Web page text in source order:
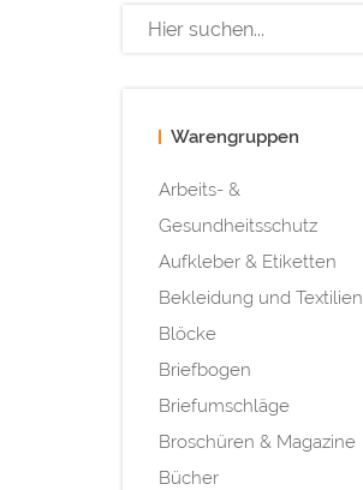
Warengruppen
Arbeits- &
Gesundheitsschutz
Aufkleber & Etiketten
Bekleidung und Textilien
Blöcke
Briefbogen
Briefumschläge
Broschüren & Magazine
Bücher